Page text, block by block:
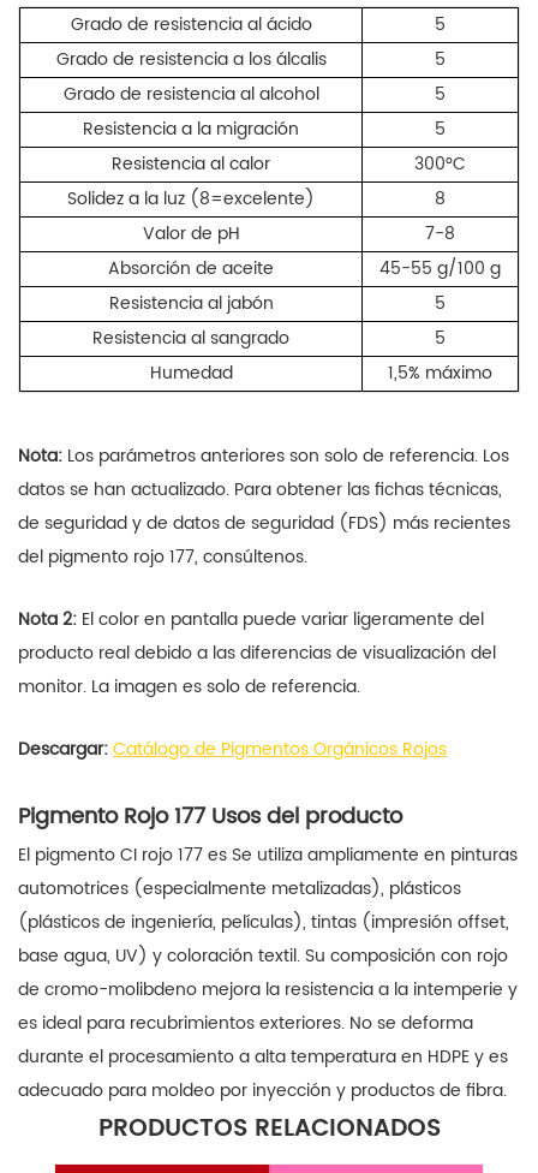
Grado de resistencia al ácido
5
Grado de resistencia a los álcalis
5
Grado de resistencia al alcohol
5
Resistencia a la migración
5
Resistencia al calor
300°C
Solidez a la luz (8=excelente)
8
Valor de pH
7-8
Absorción de aceite
45-55 g/100 g
Resistencia al jabón
5
Resistencia al sangrado
5
Humedad
1,5% máximo
Nota: Los parámetros anteriores son solo de referencia. Los
datos se han actualizado. Para obtener las fichas técnicas,
de seguridad y de datos de seguridad (FDS) más recientes
del pigmento rojo 177, consúltenos.
Nota 2: El color en pantalla puede variar ligeramente del
producto real debido a las diferencias de visualización del
monitor. La imagen es solo de referencia.
Descargar:Catálogo de Pigmentos Orgánicos Rojos
Pigmento Rojo 177 Usos del producto
El pigmento CI rojo 177 es Se utiliza ampliamente en pinturas
automotrices (especialmente metalizadas), plásticos
(plásticos de ingeniería, películas), tintas (impresión offset,
base agua, UV) y coloración textil. Su composición con rojo
de cromo-molibdeno mejora la resistencia a la intemperie y
es ideal para recubrimientos exteriores. No se deforma
durante el procesamiento a alta temperatura en HDPE y es
adecuado para moldeo por inyección y productos de fibra.
PRODUCTOS RELACIONADOS